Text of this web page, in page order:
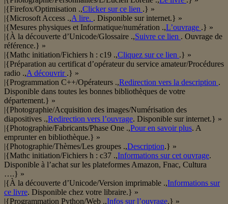
|{Firefox/Optimisation .,Clicker sur ce lien .} »
|{Microsoft Access .,A lire. . Disponible sur internet.} »
|{Mesures physiques et Informatique/numération .,L’ouvrage .} »
|{À la découverte d’Unicode/Glossaire .,Suivre ce lien . Ouvrage de
référence.} »
|{Mathc initiation/Fichiers h : c19 .,Cliquez sur ce lien .} »
|{Préparation au certificat d’opérateur du service amateur/Procédures
radio .,A découvrir .} »
|{Programmation C++/Opérateurs .,Redirection vers la description .
Disponible dans toutes les bonnes bibliothèques de votre
département.} »
|{Photographie/Acquisition des images/Numérisation des
diapositives .,Redirection vers l’ouvrage. Disponible sur internet.} »
|{Photographie/Fabricants/Phase One .,Pour en savoir plus. A
emprunter en bibliothèque.} »
|{Photographie/Thèmes/Les groupes .,Description.} »
|{Mathc initiation/Fichiers h : c37 .,Informations sur cet ouvrage.
Disponible à l’achat sur les plateformes Amazon, Fnac, Cultura
….} »
|{À la découverte d’Unicode/Version imprimable .,Informations sur
ce livre. Disponible chez votre libraire.} »
|{Programmation Python/Web .,Infos sur l’ouvrage.} »